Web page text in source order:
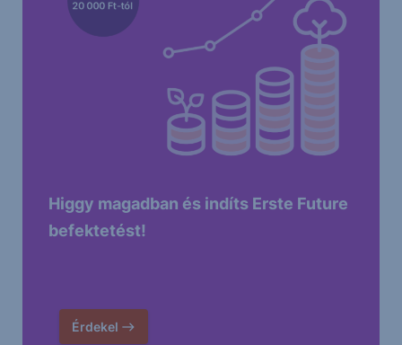
Higgy magadban és indíts Erste Future
befektetést!
Érdekel